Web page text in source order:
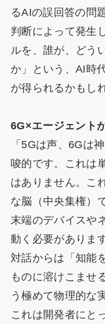
るAIの誤回答の問
判断によって発生
ルを、誰が、どう
か」という、AI時
が得られるかもし
6G×エージェント
「5Gは声、6Gは
唆的です。これは
はありません。こ
な脳（中央集権）
末端のデバイスや
動く必要がありま
対話からは「知能
ものに溶けこませ
う極めて物理的な
これは開発者にと